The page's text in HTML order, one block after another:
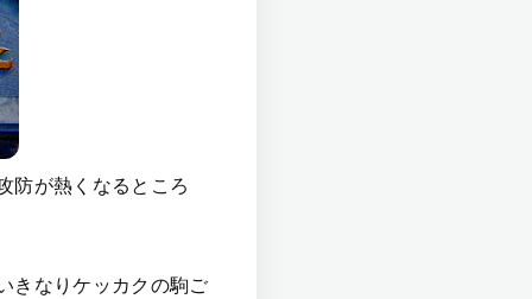
防が熱くなるところ
きなりケッカクの駒ご